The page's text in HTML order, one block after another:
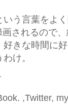
う言葉をよ
されるので
きな時間に
け。
,Twitter,